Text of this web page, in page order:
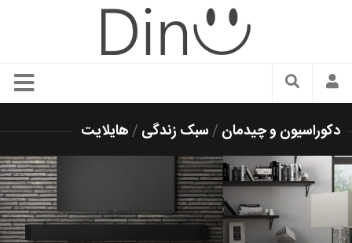
سبک زندگی
زیبایی و آرایش
شیک پوشی
دکوراسیون و چیدمان
دکوراسیون و چیدمان /سبک زندگی /هایلایت